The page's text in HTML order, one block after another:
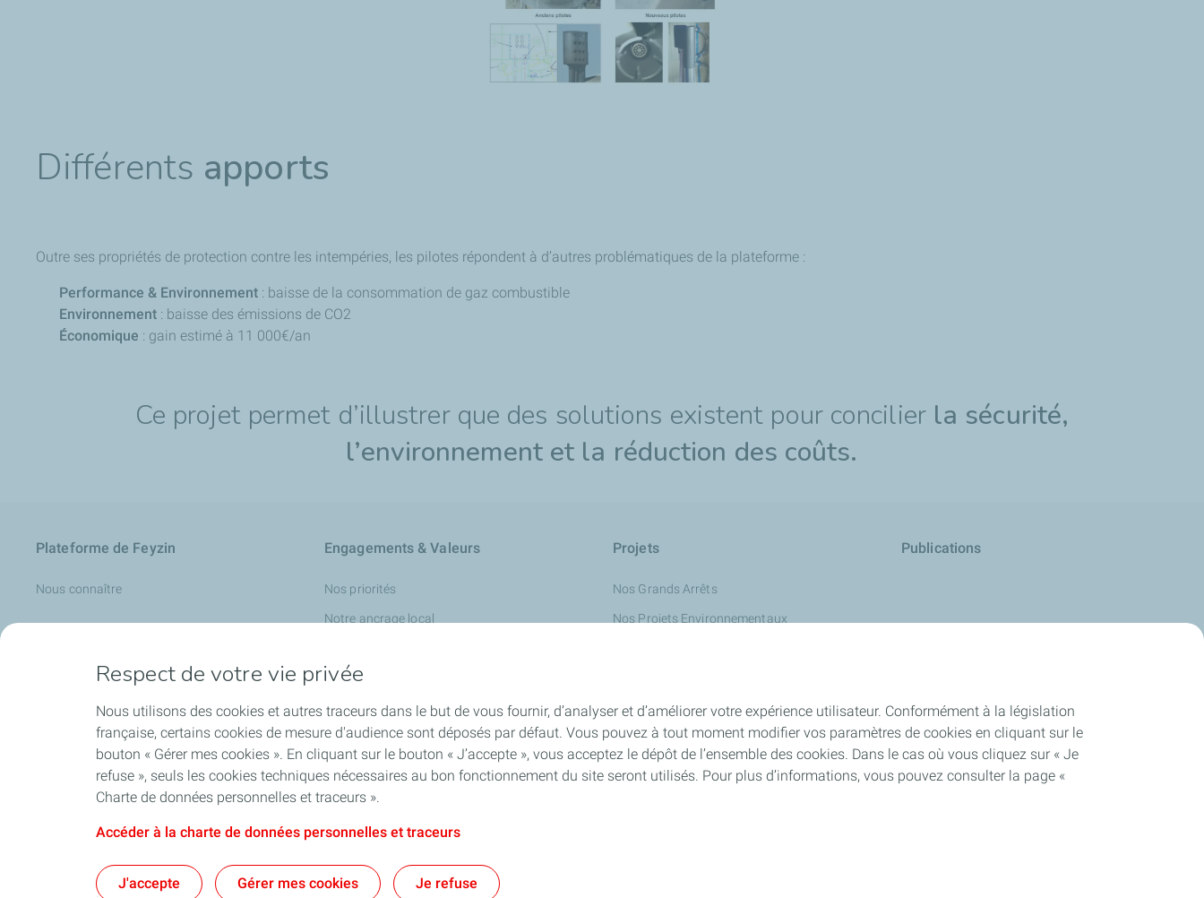
Différents apports
Outre ses propriétés de protection contre les intempéries, les pilotes répondent à d’autres problématiques de la plateforme :
Performance & Environnement : baisse de la consommation de gaz combustible
Environnement : baisse des émissions de CO2
Économique : gain estimé à 11 000€/an
Ce projet permet d’illustrer que des solutions existent pour concilier la sécurité,
l’environnement et la réduction des coûts.
Plateforme de Feyzin
Nous connaître
Engagements & Valeurs
Nos priorités
Notre ancrage local
Projets
Nos Grands Arrêts
Nos Projets Environnementaux
Publications
Informations pratiques
Mentions légales Données personnelles et cookies
Respect de votre vie privée
Nous utilisons des cookies et autres traceurs dans le but de vous fournir, d’analyser et d’améliorer votre expérience utilisateur. Conformément à la législation
française, certains cookies de mesure d'audience sont déposés par défaut. Vous pouvez à tout moment modifier vos paramètres de cookies en cliquant sur le
bouton « Gérer mes cookies ». En cliquant sur le bouton « J’accepte », vous acceptez le dépôt de l’ensemble des cookies. Dans le cas où vous cliquez sur « Je
refuse », seuls les cookies techniques nécessaires au bon fonctionnement du site seront utilisés. Pour plus d’informations, vous pouvez consulter la page «
Charte de données personnelles et traceurs ».
Accéder à la charte de données personnelles et traceurs
J'accepte Gérer mes cookies Je refuse